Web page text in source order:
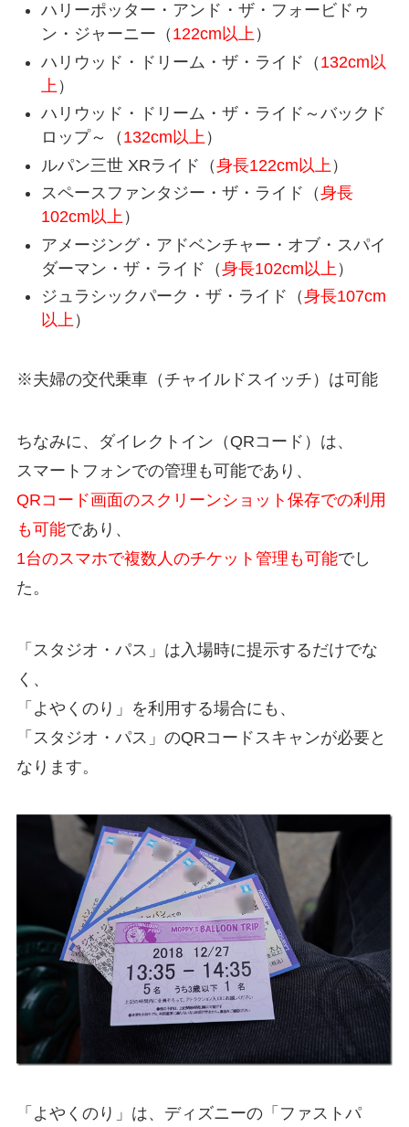
ハリーポッター・アンド・ザ・フォービドゥ
ン・ジャーニー（ 122cm以上）
ハリウッド・ドリーム・ザ・ライド（ 132cm以
上 ）
ハリウッド・ドリーム・ザ・ライド～バックド
ロップ～（ 132cm以上）
ルパン三世 XRライド（身長122cm以上 ）
スペースファンタジー・ザ・ライド（身長
102cm以上）
アメージング・アドベンチャー・オブ・スパイ
ダーマン・ザ・ライド（身長102cm以上 ）
ジュラシックパーク・ザ・ライド（身長107cm
以上）
※夫婦の交代乗車（チャイルドスイッチ）は可能
ちなみに、ダイレクトイン（QRコード）は、
スマートフォンでの管理も可能であり、
QRコード画面のスクリーンショット保存での利用
も可能であり、
1台のスマホで複数人のチケット管理も可能でし
た。
「スタジオ・パス」は入場時に提示するだけでな
く、
「よやくのり」を利用する場合にも、
「スタジオ・パス」のQRコードスキャンが必要と
なります。
「よやくのり」は、ディズニーの「ファストパ